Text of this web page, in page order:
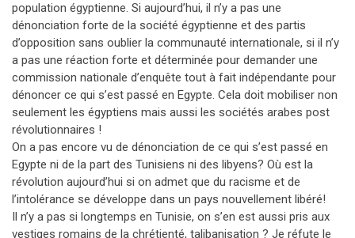
population égyptienne. Si aujourd’hui, il n’y a pas une
dénonciation forte de la société égyptienne et des partis
d’opposition sans oublier la communauté internationale, si il n’y
a pas une réaction forte et déterminée pour demander une
commission nationale d’enquête tout à fait indépendante pour
dénoncer ce qui s’est passé en Egypte. Cela doit mobiliser non
seulement les égyptiens mais aussi les sociétés arabes post
révolutionnaires !
On a pas encore vu de dénonciation de ce qui s’est passé en
Egypte ni de la part des Tunisiens ni des libyens? Où est la
révolution aujourd’hui si on admet que du racisme et de
l’intolérance se développe dans un pays nouvellement libéré!
Il n’y a pas si longtemps en Tunisie, on s’en est aussi pris aux
vestiges romains de la chrétienté, talibanisation ? Je réfute le